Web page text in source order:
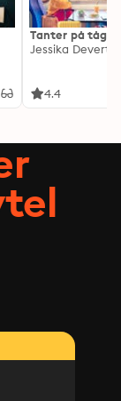
Tanter på tåg
Jessika Devert
4.4